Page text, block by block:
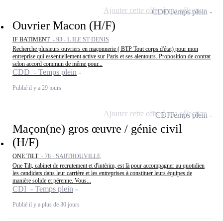
Ouvrier Macon (H/F)
IF BATIMENT - 93 - L ILE ST DENIS
Recherche plusieurs ouvriers en maçonnerie ( BTP Tout corps d'état) pour mon
entreprise qui essentiellement active sur Paris et ses alentours. Proposition de contrat
selon accord commun de même pour...
CDD - Temps plein
Publié il y a 29 jours
CDDTemps plein
Ajouter cette offre à ma sélection
Maçon(ne) gros œuvre / génie civil
(H/F)
ONE TILT - 78 - SARTROUVILLE
One Tilt, cabinet de recrutement et d'intérim, est là pour accompagner au quotidien
les candidats dans leur carrière et les entreprises à constituer leurs équipes de
manière solide et pérenne. Vous...
CDI - Temps plein
Publié il y a plus de 30 jours
CDITemps plein
Ajouter cette offre à ma sélection